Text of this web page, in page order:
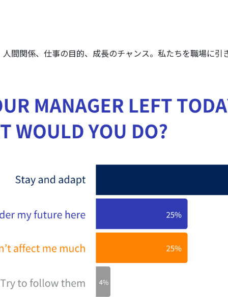
関係、仕事の目的、成長のチャンス。私たちを職